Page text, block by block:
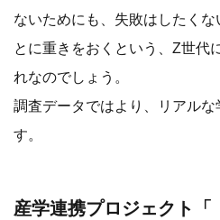
ないためにも、失敗はしたく
とに重きをおくという、Z世代
れなのでしょう。
調査データではより、リアル
す。
産学連携プロジェクト「